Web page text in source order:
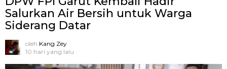
Salurkan Air Bersih untuk Warga
Siderang Datar
oleh Kang Zey
10 hari yang lalu